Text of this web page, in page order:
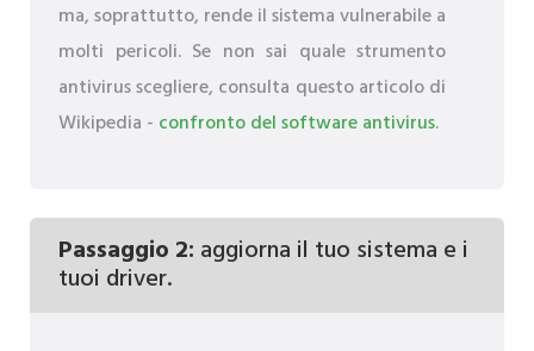
ma, soprattutto, rende il sistema vulnerabile a
molti pericoli. Se non sai quale strumento
antivirus scegliere, consulta questo articolo di
Wikipedia - confronto del software antivirus.
Passaggio 2: aggiorna il tuo sistema e i
tuoi driver.